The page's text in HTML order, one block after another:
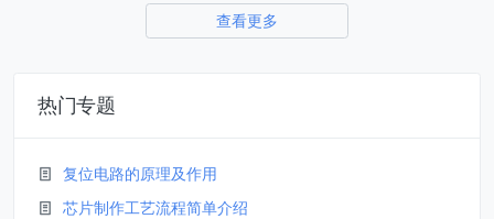
查看更多
热门专题
复位电路的原理及作用
芯片制作工艺流程简单介绍